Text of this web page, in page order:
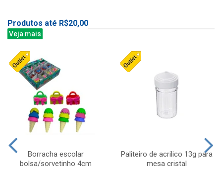
Produtos até R$20,00
Veja mais
Borracha escolar
bolsa/sorvetinho 4cm
Paliteiro de acrilico 13g para
mesa cristal